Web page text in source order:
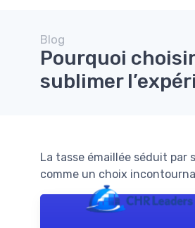
Blog
Pourquoi
sublimer
La tasse émaillée séduit par
comme un choix